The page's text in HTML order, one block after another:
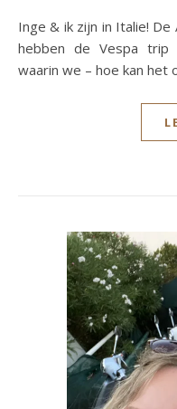
Inge & ik zijn in Italie! De Amalfi kust om precies te zijn. We
hebben de Vespa trip
waarin we – hoe kan